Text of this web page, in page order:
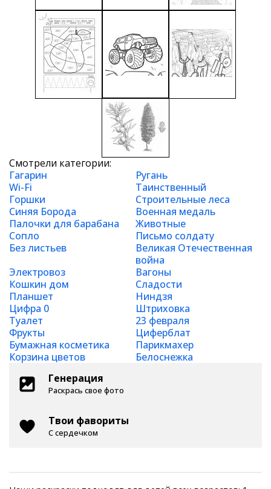
Смотрели категории:
Гагарин
Ругань
Wi-Fi
Таинственный
Горшки
Строительные леса
Синяя Борода
Военная медаль
Палочки для барабана
Животные
Сопло
Письмо солдату
Без листьев
Великая Отечественная
война
Электровоз
Вагоны
Кошкин дом
Сладости
Планшет
Ниндзя
Цифра 0
Штриховка
Туалет
23 февраля
Фрукты
Циферблат
Бумажная косметика
Парикмахер
Корзина цветов
Белоснежка
Генерация
Раскрась свое фото
Твои фавориты
С сердечком